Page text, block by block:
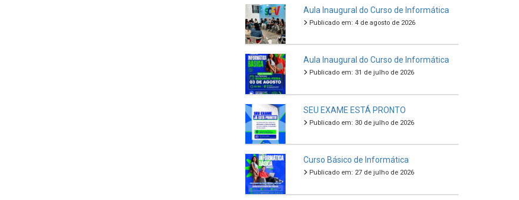
Aula Inaugural do Curso de Informática
Publicado em: 4 de agosto de 2026
Aula Inaugural do Curso de Informática
Publicado em: 31 de julho de 2026
SEU EXAME ESTÁ PRONTO
Publicado em: 30 de julho de 2026
Curso Básico de Informática
Publicado em: 27 de julho de 2026